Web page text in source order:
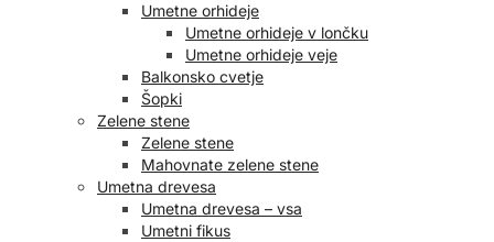
Umetne orhideje
Umetne orhideje v lončku
Umetne orhideje veje
Balkonsko cvetje
Šopki
Zelene stene
Zelene stene
Mahovnate zelene stene
Umetna drevesa
Umetna drevesa – vsa
Umetni fikus